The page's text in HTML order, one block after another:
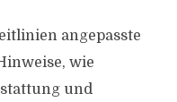
angepasste
wie
und